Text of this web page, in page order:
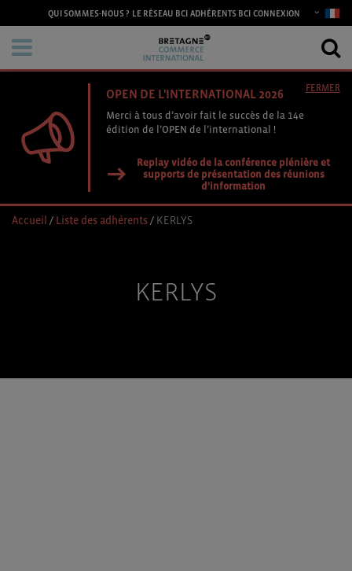
QUI SOMMES-NOUS ? LE RÉSEAU BCI ADHÉRENTS BCI CONNEXION
OPEN DE L'INTERNATIONAL 2026
Merci à tous d’avoir fait le succès de la 14e
édition de l’OPEN de l’international !
Replay vidéo de la conférence plénière et
supports de présentation des réunions
d'information
FERMER
Accueil / Liste des adhérents/ KERLYS
KERLYS